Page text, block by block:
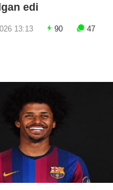
edi
13:13 90 47